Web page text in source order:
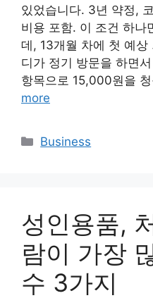
있었습니다. 3년 약정,
비용 포함. 이 조건 하나
데, 13개월 차에 첫 예상
디가 정기 방문을 하면서
항목으로 15,000원을
more
Categories
Business
성인용품,
람이 가장
수 3가지